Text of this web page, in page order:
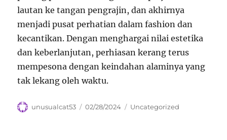
lautan ke tangan pengrajin, dan akhirnya
menjadi pusat perhatian dalam fashion dan
kecantikan. Dengan menghargai nilai estetika
dan keberlanjutan, perhiasan kerang terus
mempesona dengan keindahan alaminya yang
tak lekang oleh waktu.
Author
unusualcat53
Posted
02/28/2024 Categories
Uncategorized